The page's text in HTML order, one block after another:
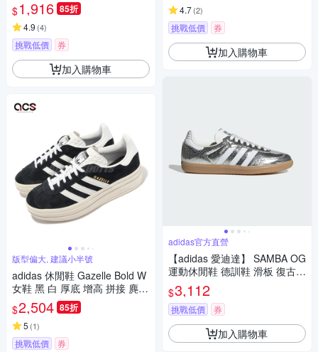
$1,916 85折
4.9 (4)
挑戰低價 券
加入購物車
版型偏大, 建議小半號
adidas 休閒鞋 Gazelle Bold W
女鞋 黑 白 厚底 增高 拼接 麂皮
三條線 三葉草 愛迪達 HQ6912
$2,504 85折
5 (1)
挑戰低價 券
4.7(2)
挑戰低價 券
加入購物車
adidas官方直營
【adidas 愛迪達】 SAMBA OG
運動休閒鞋 德訓鞋 滑板 復古
女鞋 - Originals JR0035
$3,112
挑戰低價 券
加入購物車